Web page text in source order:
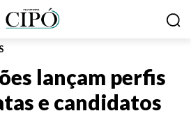
lançam perfis
e candidatos